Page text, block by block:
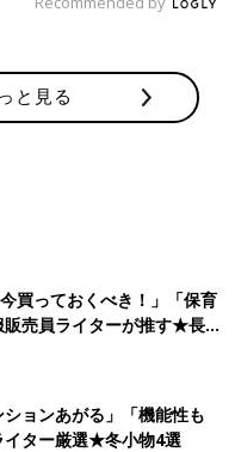
と見る
買っておくべき！」「保育
売員ライターが推す★長袖
ョンあがる」「機能性も
ター厳選★冬小物4選